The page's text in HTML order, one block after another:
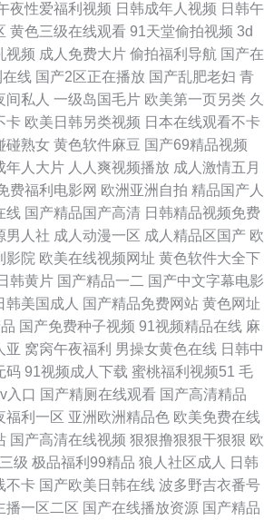
夜性爱福利视频 日韩成年人视频 日韩午
黄色三级在线观看 91天堂偷拍视频 3d
视频 成人免费大片 偷拍福利导航 国产在
在线 国产2区正在播放 国产乱肥老妇 青
间私人 一级岛国毛片 欧美第一页另类 久
卡 欧美日韩另类视频 日本在线观看不卡
碰熟女 黄色软件麻豆 国产69精品视频
年人大片 人人爽视频播放 成人激情五月
费福利电影网 欧洲亚洲自拍 精品国产人
线 国产精品国产高清 日韩精品视频免费
男人社 成人动漫一区 成人精品区国产 欧
影院 欧美在线视频网址 黄色软件大全下
韩黄片 国产精品一二 国产中文字幕电影
韩美国成人 国产精品免费网站 黄色网址
国产免费种子视频 91视频精品在线 麻
亚 窝窉午夜福利 男操女黄色在线 日韩中
码 91视频成人下载 蜜桃福利视频51 毛
入口 国产精厕在线观看 国产高清精品
福利一区 亚洲欧洲精品色 欧美免费在线
国产高清在线视频 狠狠撸狠狠干狠狠 欧
级 极品福利99精品 狼人社区成人
日韩
不卡 国产欧美日韩在线 波多野吉衣番号
播一区二区 国产在线播放资源 国产精品